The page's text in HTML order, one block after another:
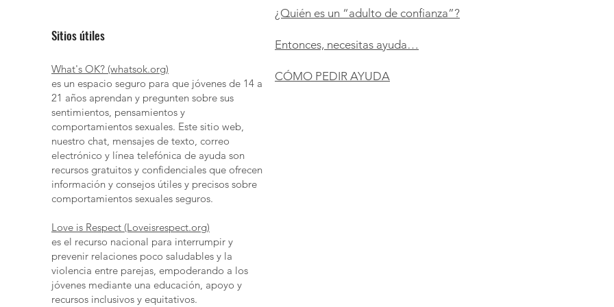
Sitios útiles
What's OK? (whatsok.org)
es un espacio seguro para que jóvenes de 14 a
21 años aprendan y pregunten sobre sus
sentimientos, pensamientos y
comportamientos sexuales. Este sitio web,
nuestro chat, mensajes de texto, correo
electrónico y línea telefónica de ayuda son
recursos gratuitos y confidenciales que ofrecen
información y consejos útiles y precisos sobre
comportamientos sexuales seguros.
Love is Respect (Loveisrespect.org)
es el recurso nacional para interrumpir y
prevenir relaciones poco saludables y la
violencia entre parejas, empoderando a los
jóvenes mediante una educación, apoyo y
recursos inclusivos y equitativos.
¿Quién es un “adulto de confianza”?
Entonces, necesitas ayuda…
CÓMO PEDIR AYUDA